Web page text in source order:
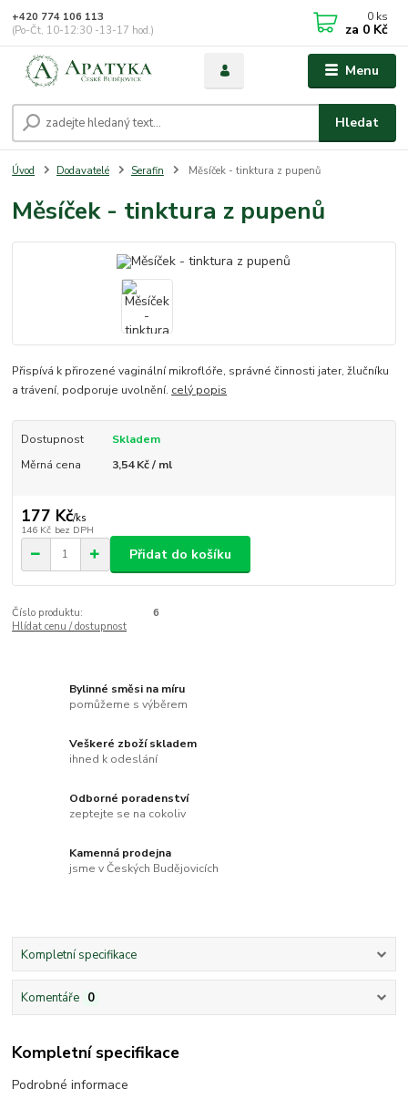
Menu
Hledat
+420 774 106 113
(Po-Čt, 10-12:30 -13-17 hod.)
0 ks
za 0 Kč
Úvod Dodavatelé Serafin Měsíček - tinktura z pupenů
Měsíček - tinktura z pupenů
Přispívá k přirozené vaginální mikroflóře, správné činnosti jater, žlučníku
a trávení, podporuje uvolnění. celý popis
Dostupnost
Skladem
Měrná cena
3,54 Kč / ml
177 Kč/ks
146 Kč bez DPH
Přidat do košíku
Číslo produktu:
6
Hlídat cenu / dostupnost
Bylinné směsi na míru
pomůžeme s výběrem
Veškeré zboží skladem
ihned k odeslání
Odborné poradenství
zeptejte se na cokoliv
Kamenná prodejna
jsme v Českých Budějovicích
Kompletní specifikace
Komentáře 0
Kompletní specifikace
Podrobné informace